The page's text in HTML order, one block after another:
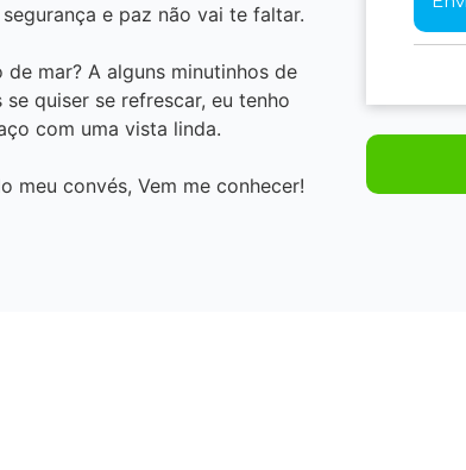
e paz não vai te faltar.
mar? A alguns minutinhos de
quiser se refrescar, eu tenho
com uma vista linda.
meu convés, Vem me conhecer!